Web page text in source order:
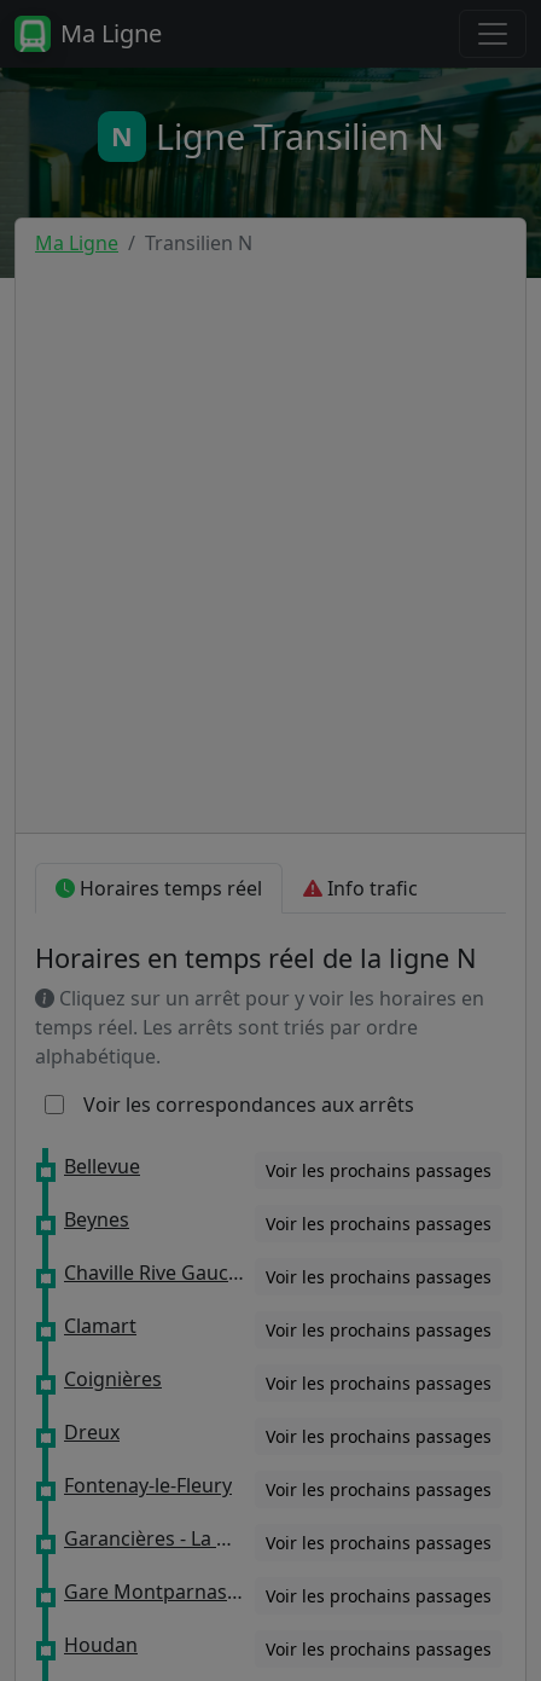
Ma Ligne
N Ligne Transilien N
Ma Ligne Transilien N
Horaires temps réel Info trafic
Horaires en temps réel de la ligne N
Cliquez sur un arrêt pour y voir les horaires en
temps réel. Les arrêts sont triés par ordre
alphabétique.
Voir les correspondances aux arrêts
Bellevue Voir les prochains passages
Beynes Voir les prochains passages
Chaville Rive Gauche Voir les prochains passages
Clamart Voir les prochains passages
Coignières Voir les prochains passages
Dreux Voir les prochains passages
Fontenay-le-Fleury Voir les prochains passages
Garancières - La Queue Voir les prochains passages
Gare Montparnasse Voir les prochains passages
Houdan Voir les prochains passages